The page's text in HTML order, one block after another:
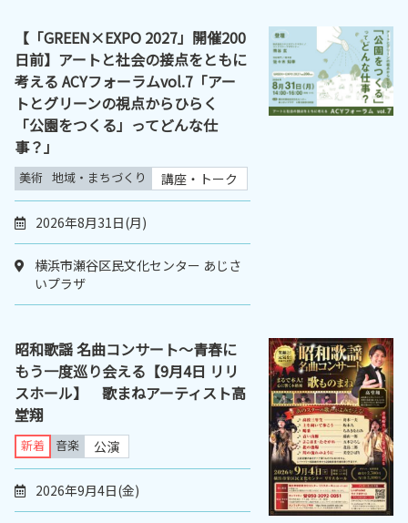
【「GREEN×EXPO 2027」開催200
日前】アートと社会の接点をともに
考える ACYフォーラムvol.7「アー
トとグリーンの視点からひらく
「公園をつくる」ってどんな仕
事？」
美術 地域・まちづくり 講座・トーク
2026年8月31日(月)
横浜市瀬谷区民文化センター あじさ
いプラザ
昭和歌謡 名曲コンサート～青春に
もう一度巡り会える【9月4日 リリ
スホール】 歌まねアーティスト高
堂翔
新着 音楽 公演
2026年9月4日(金)